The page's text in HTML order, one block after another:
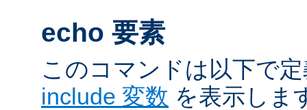
echo 要素
このコマンドは以下で
include 変数 を表示しま